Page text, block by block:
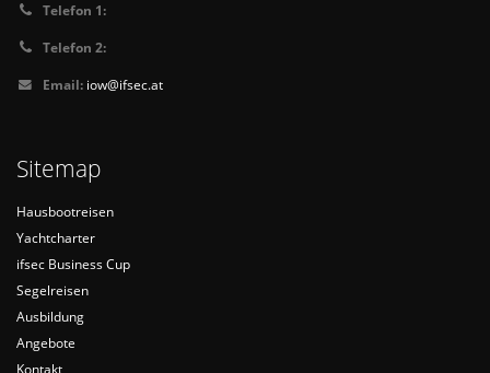
Telefon 1:
Telefon 2:
Email: iow@ifsec.at
Sitemap
Hausbootreisen
Yachtcharter
ifsec Business Cup
Segelreisen
Ausbildung
Angebote
Kontakt